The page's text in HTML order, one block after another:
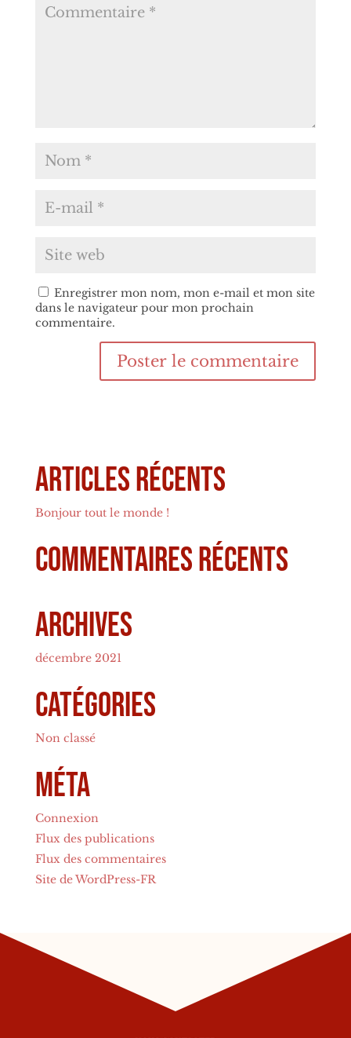
Enregistrer mon nom, mon e-mail et mon site
dans le navigateur pour mon prochain
commentaire.
Articles récents
Bonjour tout le monde !
Commentaires récents
Archives
décembre 2021
Catégories
Non classé
Méta
Connexion
Flux des publications
Flux des commentaires
Site de WordPress-FR